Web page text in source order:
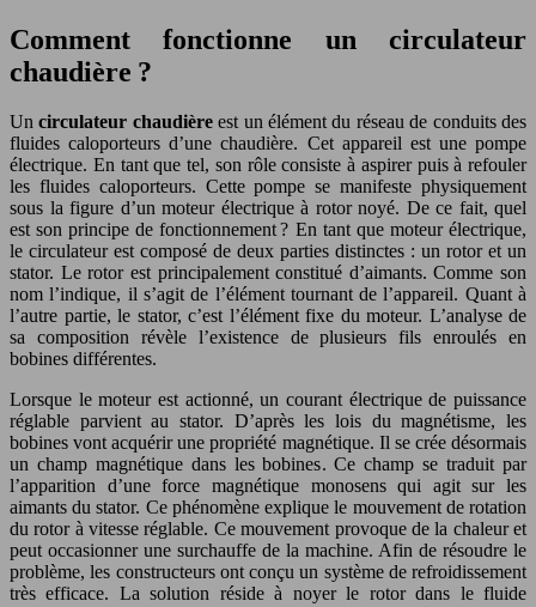
Comment fonctionne un circulateur
chaudière ?
Uncirculateur chaudièreest un élément du réseau de conduits des
fluides caloporteurs d’une chaudière. Cet appareil est une pompe
électrique. En tant que tel, son rôle consiste à aspirer puis à refouler
les fluides caloporteurs. Cette pompe se manifeste physiquement
sous la figure d’un moteur électrique à rotor noyé. De ce fait, quel
est son principe de fonctionnement ? En tant que moteur électrique,
le circulateur est composé de deux parties distinctes : un rotor et un
stator. Le rotor est principalement constitué d’aimants. Comme son
nom l’indique, il s’agit de l’élément tournant de l’appareil. Quant à
l’autre partie, le stator, c’est l’élément fixe du moteur. L’analyse de
sa composition révèle l’existence de plusieurs fils enroulés en
bobines différentes.
Lorsque le moteur est actionné, un courant électrique de puissance
réglable parvient au stator. D’après les lois du magnétisme, les
bobines vont acquérir une propriété magnétique. Il se crée désormais
un champ magnétique dans les bobines. Ce champ se traduit par
l’apparition d’une force magnétique monosens qui agit sur les
aimants du stator. Ce phénomène explique le mouvement de rotation
du rotor à vitesse réglable. Ce mouvement provoque de la chaleur et
peut occasionner une surchauffe de la machine. Afin de résoudre le
problème, les constructeurs ont conçu un système de refroidissement
très efficace. La solution réside à noyer le rotor dans le fluide